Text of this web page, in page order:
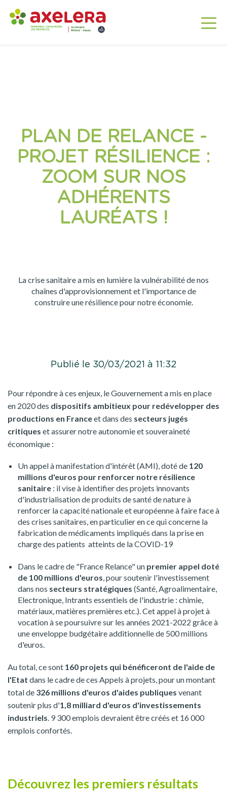
PLAN DE RELANCE -
PROJET RÉSILIENCE :
ZOOM SUR NOS
ADHÉRENTS
LAURÉATS !
La crise sanitaire a mis en lumière la vulnérabilité de nos
chaînes d'approvisionnement et l'importance de
construire une résilience pour notre économie.
Publié le 30/03/2021 à 11:32
Pour répondre à ces enjeux, le Gouvernement a mis en place
en 2020 des dispositifs ambitieux pour redévelopper des
productions en Franceet dans des secteurs jugés
critiques et assurer notre autonomie et souveraineté
économique :
Un appel à manifestation d'intérêt (AMI), doté de 120
millions d'euros pour renforcer notre résilience
sanitaire : il vise à identifier des projets innovants
d'industrialisation de produits de santé de nature à
renforcer la capacité nationale et européenne à faire face à
des crises sanitaires, en particulier en ce qui concerne la
fabrication de médicaments impliqués dans la prise en
charge des patients atteints de la COVID-19
Dans le cadre de "France Relance" un premier appel doté
de 100 millions d'euros, pour soutenir l'investissement
dans nos secteurs stratégiques (Santé, Agroalimentaire,
Electronique, Intrants essentiels de l'industrie : chimie,
matériaux, matières premières etc.). Cet appel à projet à
vocation à se poursuivre sur les années 2021-2022 grâce à
une enveloppe budgétaire additionnelle de 500 millions
d'euros.
Au total, ce sont 160 projets qui bénéficeront de l'aide de
l'Etat dans le cadre de ces Appels à projets, pour un montant
total de 326 millions d'euros d'aides publiques venant
soutenir plus d'1,8 milliard d'euros d'investissements
industriels. 9 300 emplois devraient être créés et 16 000
emplois confortés.
Découvrez les premiers résultats